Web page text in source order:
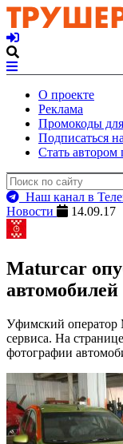
О проекте
Реклама
Промокоды
Подписаться
Стать автором
Наш канал в
Новости
14.09.17
Maturcar
автомобилей
Уфимский оператор
сервиса. На
фотографии